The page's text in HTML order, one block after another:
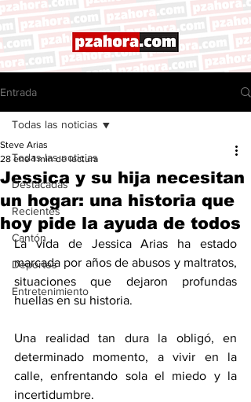
Entrada
Todas las noticias
Destacadas
Recientes
Cantón
Deportes
Entretenimiento
Todas las noticias
Jessica y su hija necesitan
un hogar: una historia que
hoy pide la ayuda de todos
Steve Arias
28 ene 1 min de lectura
La vida de Jessica Arias ha estado
marcada por años de abusos y maltratos,
situaciones que dejaron profundas
huellas en su historia.
Una realidad tan dura la obligó, en
determinado momento, a vivir en la
calle, enfrentando sola el miedo y la
incertidumbre.